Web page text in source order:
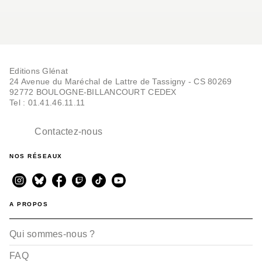
Editions Glénat
24 Avenue du Maréchal de Lattre de Tassigny - CS 80269
92772 BOULOGNE-BILLANCOURT CEDEX
Tel : 01.41.46.11.11
Contactez-nous
NOS RÉSEAUX
A PROPOS
Qui sommes-nous ?
FAQ